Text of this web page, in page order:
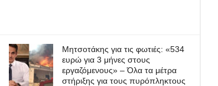
Μητσοτάκης για τις φωτιές: «534
ευρώ για 3 μήνες στους
εργαζόμενους» – Όλα τα μέτρα
στήριξης για τους πυρόπληκτους